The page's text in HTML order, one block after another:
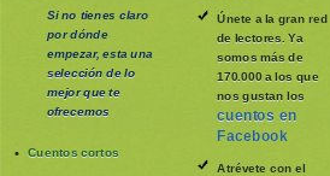
Si no tienes claro
por dónde
empezar, esta una
selección de lo
mejor que te
ofrecemos
Cuentos cortos
Únete a la gran red
de lectores. Ya
somos más de
170.000 a los que
nos gustan los
cuentos en
Facebook
Atrévete con el